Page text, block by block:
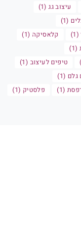
עיצוב גג (1)
(1)
קלאסיקה (1)
טיפים לעיצוב (1)
(1)
(1) פלסטיק (1)